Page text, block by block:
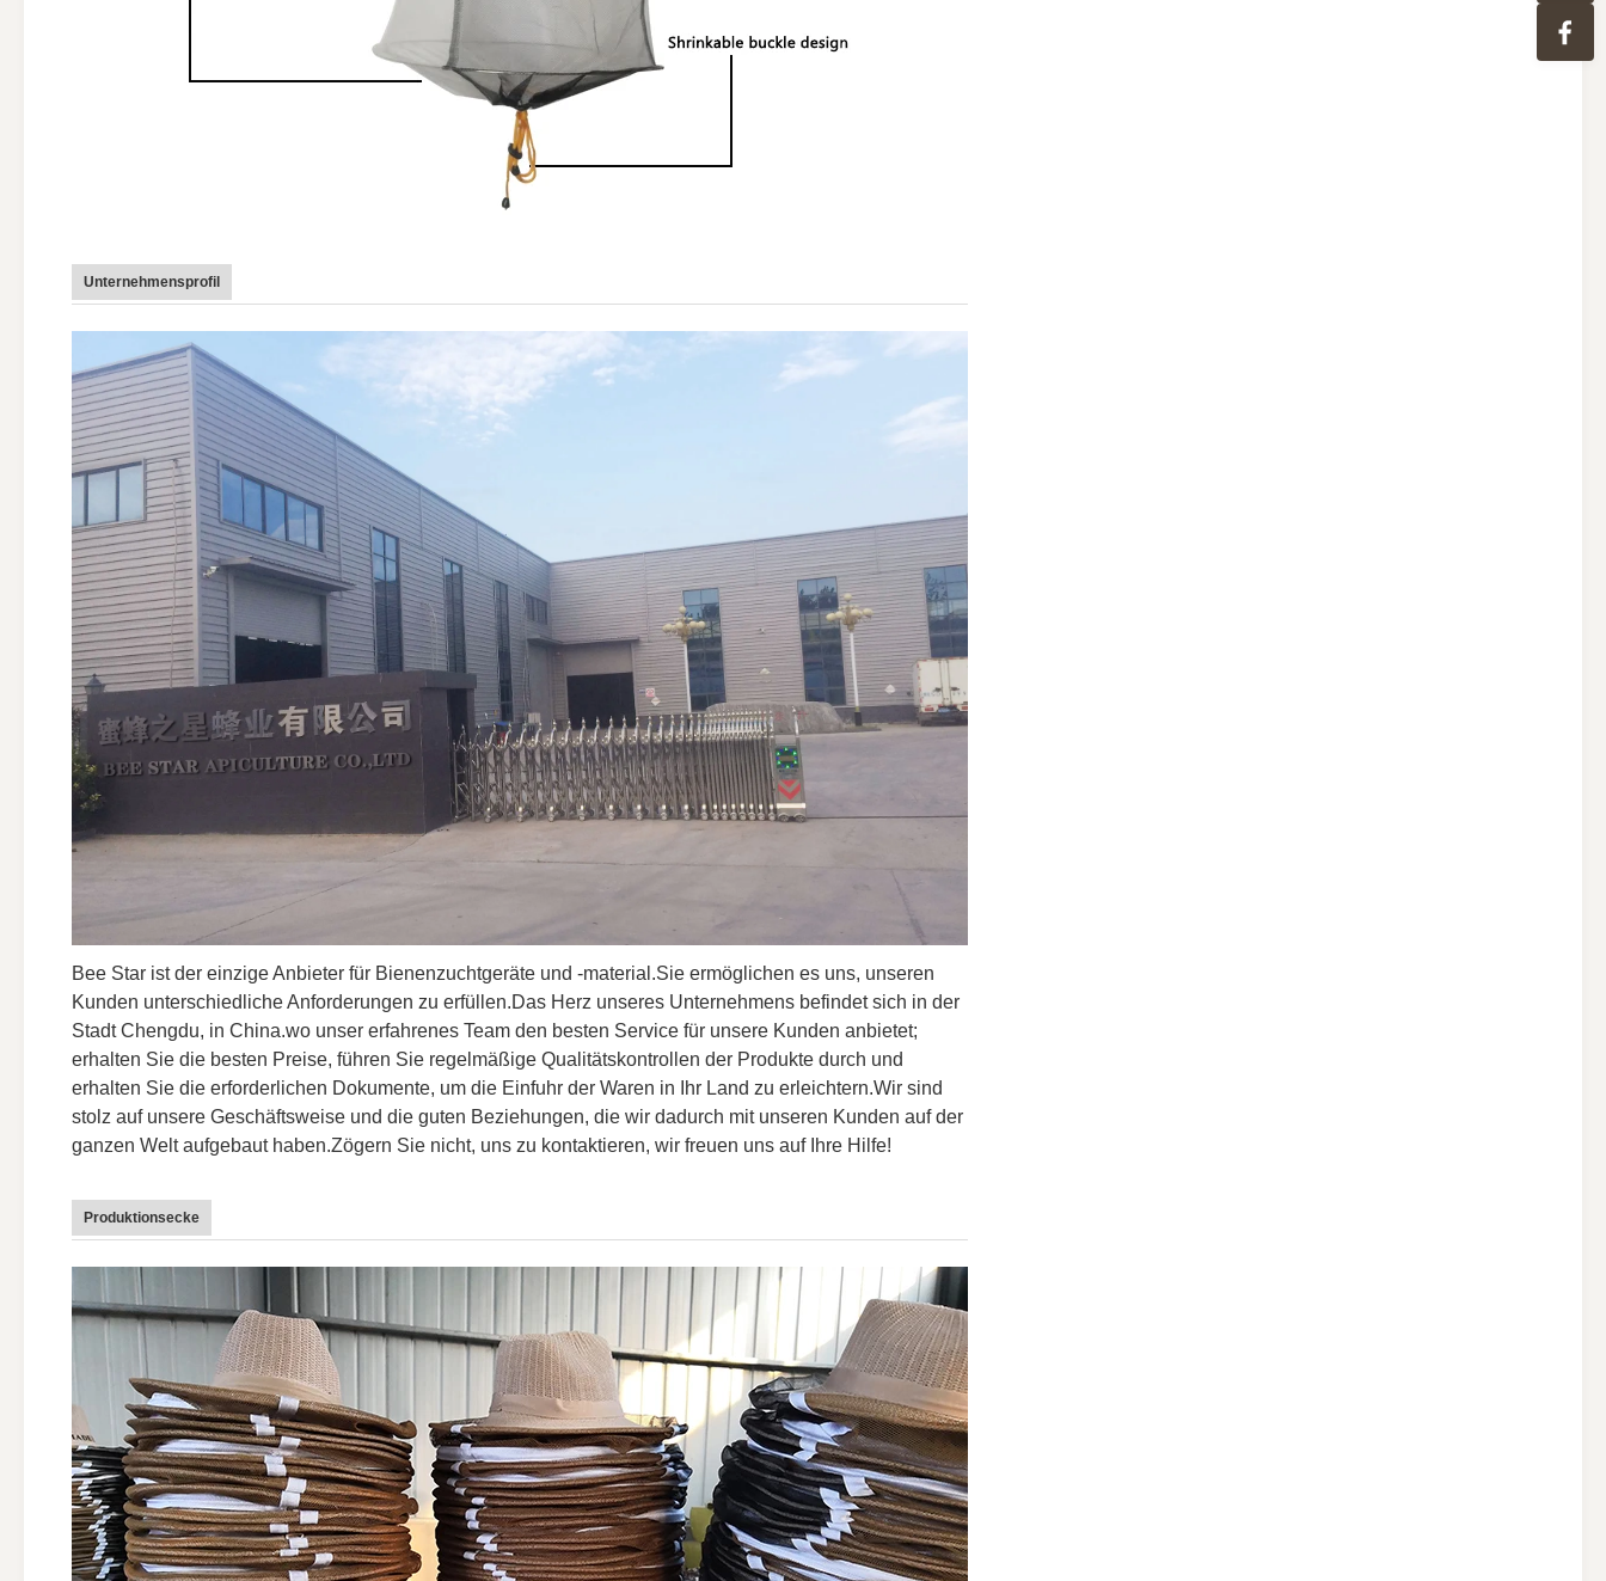
Unternehmensprofil
Bee Star ist der einzige Anbieter für Bienenzuchtgeräte und -material.Sie ermöglichen es uns, unseren
Kunden unterschiedliche Anforderungen zu erfüllen.Das Herz unseres Unternehmens befindet sich in der
Stadt Chengdu, in China.wo unser erfahrenes Team den besten Service für unsere Kunden anbietet;
erhalten Sie die besten Preise, führen Sie regelmäßige Qualitätskontrollen der Produkte durch und
erhalten Sie die erforderlichen Dokumente, um die Einfuhr der Waren in Ihr Land zu erleichtern.Wir sind
stolz auf unsere Geschäftsweise und die guten Beziehungen, die wir dadurch mit unseren Kunden auf der
ganzen Welt aufgebaut haben.Zögern Sie nicht, uns zu kontaktieren, wir freuen uns auf Ihre Hilfe!
Produktionsecke